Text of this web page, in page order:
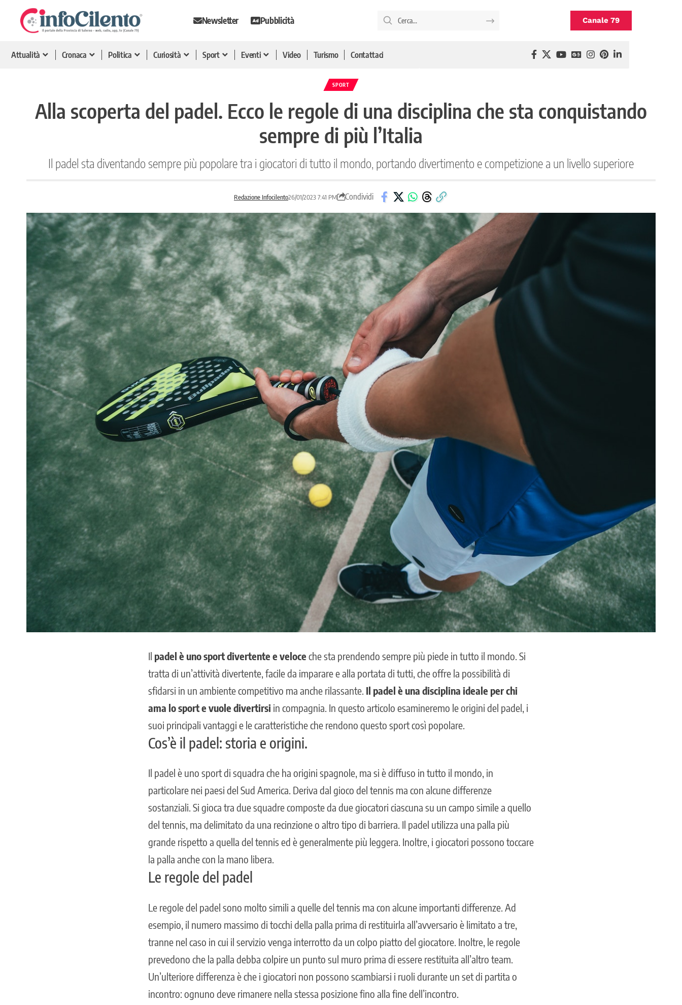
Newsletter Pubblicità Canale 79
Attualità Cronaca Politica Curiosità Sport Eventi Video Turismo Contattaci
SPORT
Alla scoperta del padel. Ecco le regole di una disciplina che sta conquistando
sempre di più l’Italia
Il padel sta diventando sempre più popolare tra i giocatori di tutto il mondo, portando divertimento e competizione a un livello superiore
Redazione Infocilento26/01/2023 7:41 PM Condividi
Il padel è uno sport divertente e veloce che sta prendendo sempre più piede in tutto il mondo. Si
tratta di un’attività divertente, facile da imparare e alla portata di tutti, che offre la possibilità di
sfidarsi in un ambiente competitivo ma anche rilassante. Il padel è una disciplina ideale per chi
ama lo sport e vuole divertirsi in compagnia. In questo articolo esamineremo le origini del padel, i
suoi principali vantaggi e le caratteristiche che rendono questo sport così popolare.
Cos’è il padel: storia e origini.
Il padel è uno sport di squadra che ha origini spagnole, ma si è diffuso in tutto il mondo, in
particolare nei paesi del Sud America. Deriva dal gioco del tennis ma con alcune differenze
sostanziali. Si gioca tra due squadre composte da due giocatori ciascuna su un campo simile a quello
del tennis, ma delimitato da una recinzione o altro tipo di barriera. Il padel utilizza una palla più
grande rispetto a quella del tennis ed è generalmente più leggera. Inoltre, i giocatori possono toccare
la palla anche con la mano libera.
Le regole del padel
Le regole del padel sono molto simili a quelle del tennis ma con alcune importanti differenze. Ad
esempio, il numero massimo di tocchi della palla prima di restituirla all’avversario è limitato a tre,
tranne nel caso in cui il servizio venga interrotto da un colpo piatto del giocatore. Inoltre, le regole
prevedono che la palla debba colpire un punto sul muro prima di essere restituita all’altro team.
Un’ulteriore differenza è che i giocatori non possono scambiarsi i ruoli durante un set di partita o
incontro: ognuno deve rimanere nella stessa posizione fino alla fine dell’incontro.